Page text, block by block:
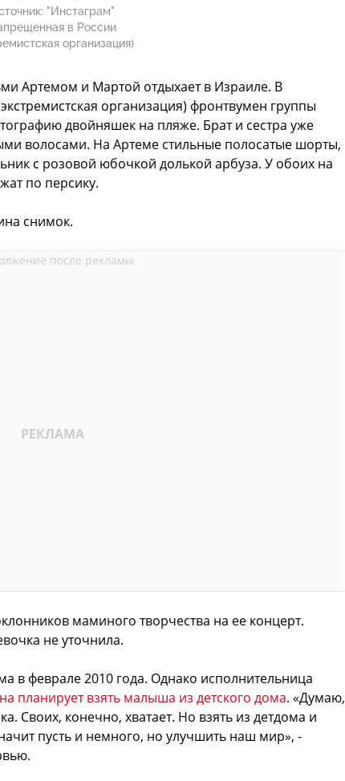
"Инстаграм"
в России
организация)
Артемом и Мартой отдыхает в Израиле. В
организация) фронтвумен группы
двойняшек на пляже. Брат и сестра уже
волосами. На Артеме стильные полосатые шорты,
с розовой юбочкой долькой арбуза. У обоих на
по персику.
снимок.
маминого творчества на ее концерт.
не уточнила.
в феврале 2010 года. Однако исполнительница
планирует взять малыша из детского дома. «Думаю,
Своих, конечно, хватает. Но взять из детдома и
пусть и немного, но улучшить наш мир», -